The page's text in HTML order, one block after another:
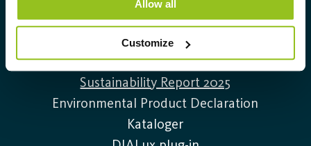
Allow all
Customize
Kontakta oss
Lediga tjänster
Sustainability Report 2025
Environmental Product Declaration
Kataloger